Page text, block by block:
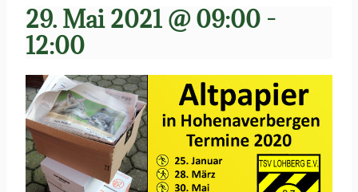
29. Mai 2021 @ 09:00 -
12:00